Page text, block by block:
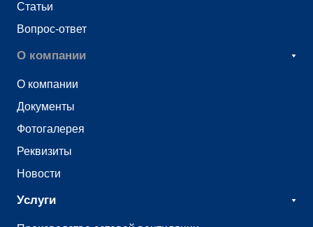
Статьи
Вопрос-ответ
О компании
О компании
Документы
Фотогалерея
Реквизиты
Новости
Услуги